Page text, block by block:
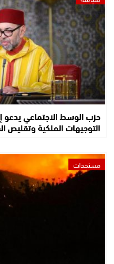
حزب الوسط الاجتماعي يدعو
التوجيهات الملكية وتقليص
مستجدات